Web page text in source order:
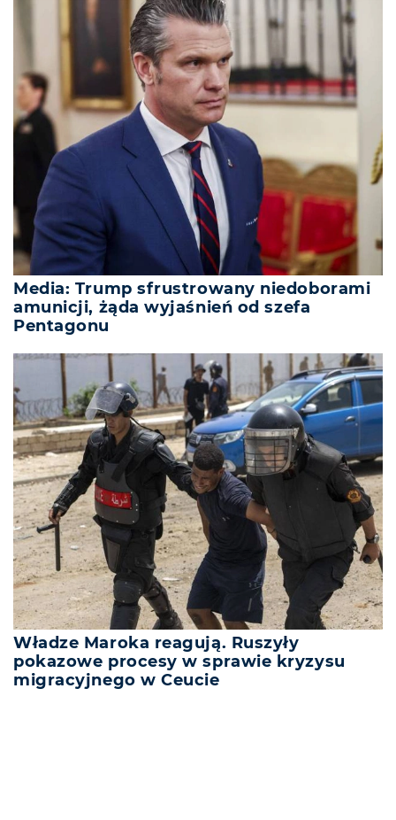
Media: Trump sfrustrowany niedoborami
amunicji, żąda wyjaśnień od szefa
Pentagonu
Władze Maroka reagują. Ruszyły
pokazowe procesy w sprawie kryzysu
migracyjnego w Ceucie